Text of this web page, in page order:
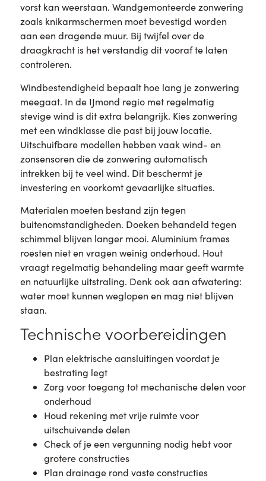
vorst kan weerstaan. Wandgemonteerde zonwering
zoals knikarmschermen moet bevestigd worden
aan een dragende muur. Bij twijfel over de
draagkracht is het verstandig dit vooraf te laten
controleren.
Windbestendigheid bepaalt hoe lang je zonwering
meegaat. In de IJmond regio met regelmatig
stevige wind is dit extra belangrijk. Kies zonwering
met een windklasse die past bij jouw locatie.
Uitschuifbare modellen hebben vaak wind- en
zonsensoren die de zonwering automatisch
intrekken bij te veel wind. Dit beschermt je
investering en voorkomt gevaarlijke situaties.
Materialen moeten bestand zijn tegen
buitenomstandigheden. Doeken behandeld tegen
schimmel blijven langer mooi. Aluminium frames
roesten niet en vragen weinig onderhoud. Hout
vraagt regelmatig behandeling maar geeft warmte
en natuurlijke uitstraling. Denk ook aan afwatering:
water moet kunnen weglopen en mag niet blijven
staan.
Technische voorbereidingen
Plan elektrische aansluitingen voordat je
bestrating legt
Zorg voor toegang tot mechanische delen voor
onderhoud
Houd rekening met vrije ruimte voor
uitschuivende delen
Check of je een vergunning nodig hebt voor
grotere constructies
Plan drainage rond vaste constructies